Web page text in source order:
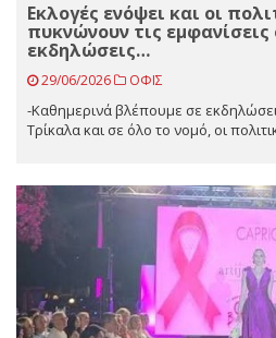
Εκλογές ενόψει και οι
πυκνώνουν τις
εκδηλώσεις…
29/06/2026 ΟΦΙΣ
-Καθημερινά βλέπουμε σε
Τρίκαλα και σε όλο το νομό, οι